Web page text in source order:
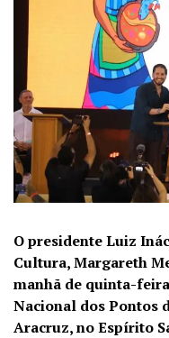
O presidente Luiz
Cultura, Margareth
manhã de quinta-
Nacional dos Pontos
Aracruz, no Espírito